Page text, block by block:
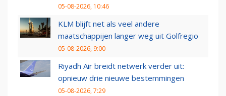
05-08-2026, 10:46
KLM blijft net als veel andere
maatschappijen langer weg uit Golfregio
05-08-2026, 9:00
Riyadh Air breidt netwerk verder uit:
opnieuw drie nieuwe bestemmingen
05-08-2026, 7:29